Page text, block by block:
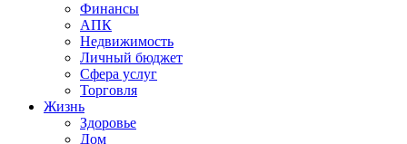
Финансы
АПК
Недвижимость
Личный бюджет
Сфера услуг
Торговля
Жизнь
Здоровье
Дом